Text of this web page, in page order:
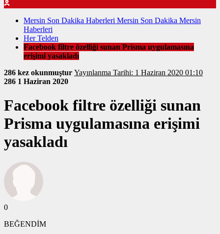
Mersin Son Dakika Haberleri Mersin Son Dakika Mersin
Haberleri
Her Telden
Facebook filtre özelliği sunan Prisma uygulamasına
erişimi yasakladı
286 kez okunmuştur
Yayınlanma Tarihi: 1 Haziran 2020 01:10
286 1 Haziran 2020
Facebook filtre özelliği sunan
Prisma uygulamasına erişimi
yasakladı
0
BEĞENDİM